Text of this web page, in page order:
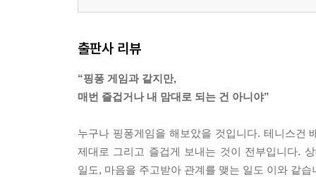
출판사 리뷰
“핑퐁 게임과 같지만,
매번 즐겁거나 내 맘대로 되는 건 아니야”
누구나 핑퐁게임을 해보았을 것입니다. 테니스건
제대로 그리고 즐겁게 보내는 것이 전부입니다.
일도, 마음을 주고받아 관계를 맺는 일도 이와 같